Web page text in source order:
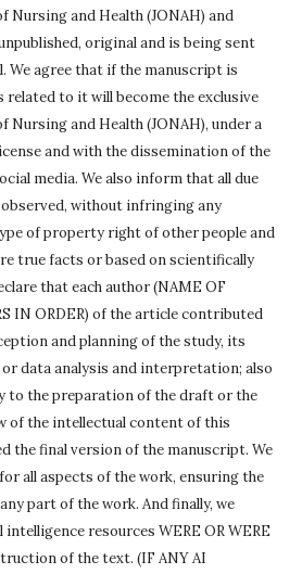
Nursing and Health (JONAH) and
original and is being sent
We agree that if the manuscript is
to it will become the exclusive
Nursing and Health (JONAH), under a
and with the dissemination of the
media. We also inform that all due
without infringing any
of property right of other people and
true facts or based on scientifically
that each author (NAME OF
IN ORDER) of the article contributed
and planning of the study, its
data analysis and interpretation; also
to the preparation of the draft or the
of the intellectual content of this
the final version of the manuscript. We
all aspects of the work, ensuring the
part of the work. And finally, we
resources WERE OR WERE
of the text. (IF ANY AI